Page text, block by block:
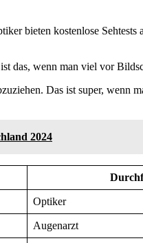
bieten kostenlose
das, wenn man viel vor
Das ist super,
2024
Optiker
Augenarzt